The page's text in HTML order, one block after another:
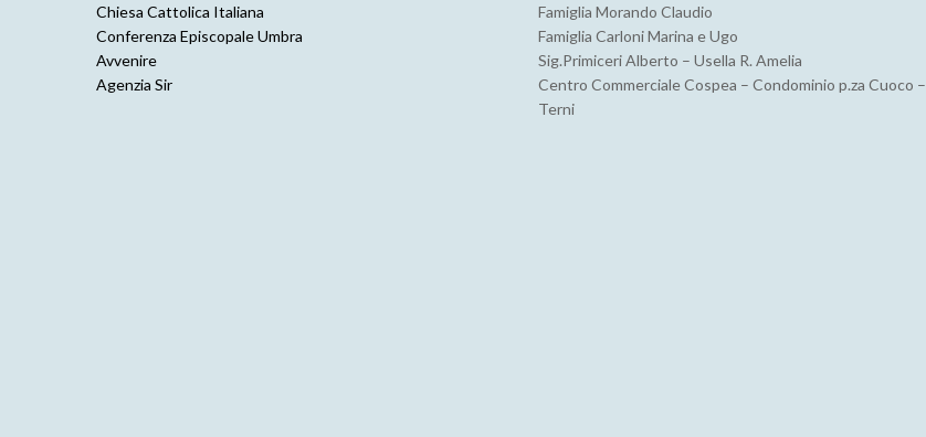
Chiesa Cattolica Italiana
Conferenza Episcopale Umbra
Avvenire
Agenzia Sir
Famiglia Morando Claudio
Famiglia Carloni Marina e Ugo
Sig.Primiceri Alberto – Usella R. Amelia
Centro Commerciale Cospea – Condominio p.za Cuoco –
Terni